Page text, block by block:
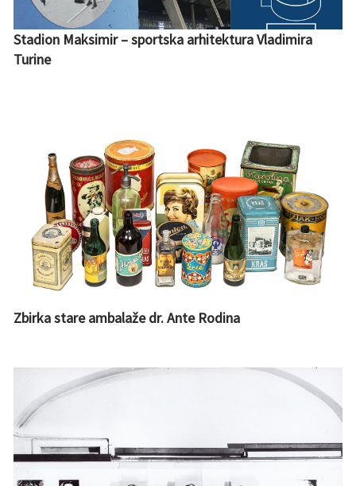
Stadion Maksimir – sportska arhitektura Vladimira
Turine
Zbirka stare ambalaže dr. Ante Rodina